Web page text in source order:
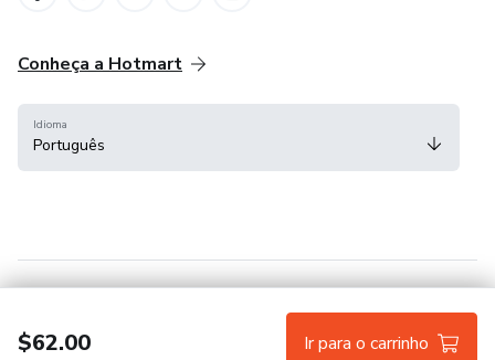
$62.00 Ir para o carrinho
Conheça a Hotmart
Idioma
Português